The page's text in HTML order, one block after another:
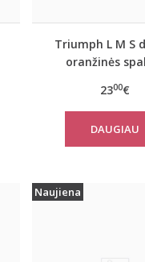
Triumph L M S
oranžinės
marškinėliai
move FLOW
Top
2300€
DAUGIAU
Naujiena